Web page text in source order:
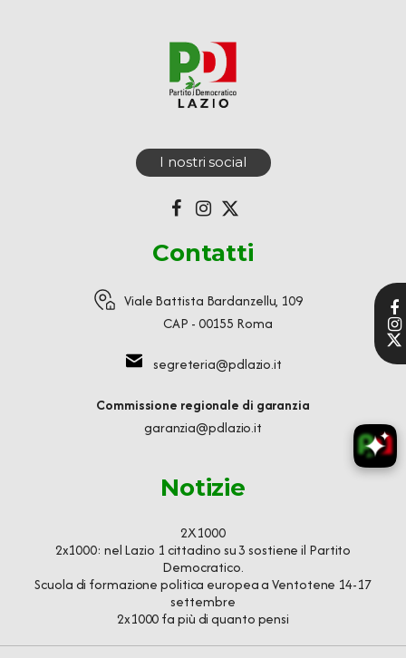
I nostri social
Contatti
Viale Battista Bardanzellu, 109
CAP - 00155 Roma
segreteria@pdlazio.it
Commissione regionale di garanzia
garanzia@pdlazio.it
Notizie
2X1000
2x1000: nel Lazio 1 cittadino su 3 sostiene il Partito
Democratico.
Scuola di formazione politica europea a Ventotene 14-17
settembre
2x1000 fa più di quanto pensi